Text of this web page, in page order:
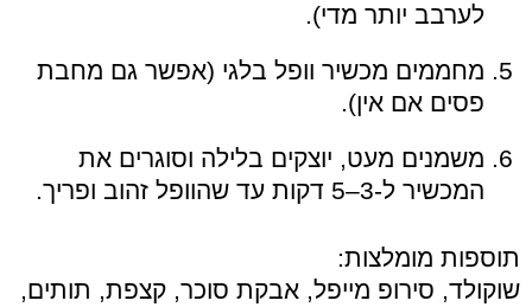
לערבב יותר מדי).
מחממים מכשיר וופל בלגי (אפשר גם מחבת
פסים אם אין).
משמנים מעט, יוצקים בלילה וסוגרים את
המכשיר ל-3–5 דקות עד שהוופל זהוב ופריך.
תוספות מומלצות:
שוקולד, סירופ מייפל, אבקת סוכר, קצפת, תותים,